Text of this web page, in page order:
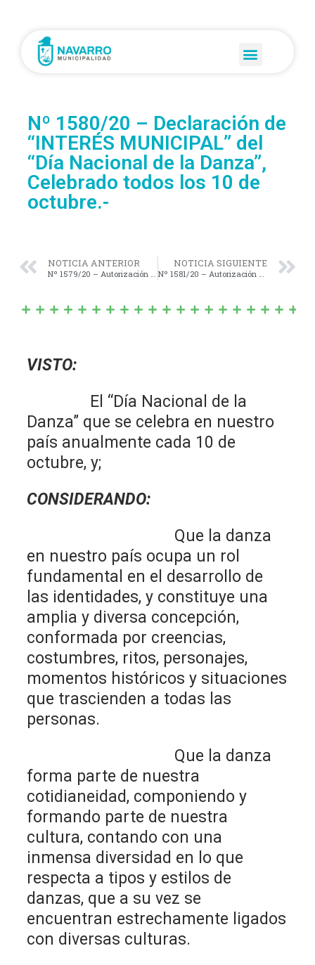
Nº 1580/20 – Declaración de
“INTERÉS MUNICIPAL” del
“Día Nacional de la Danza”,
Celebrado todos los 10 de
octubre.-
NOTICIA ANTERIOR
Nº 1579/20 – Autorización para Aceptar la Única Propuesta presentada en la Licitación Pública Nº 1/2020 por la Empresa EADG-S.R.L.-
NOTICIA SIGUIENTE
Nº 1581/20 – Autorización para Gravar con el Derecho Real de Servidumbre Administrativa, a favor de EDEN S.A., una Parcela Denominada Catastralmente como: Circunsc. II; Parcela 208 h; de la Partida 7126.-
VISTO:
El “Día Nacional de la
Danza” que se celebra en nuestro
país anualmente cada 10 de
octubre, y;
CONSIDERANDO:
Que la danza
en nuestro país ocupa un rol
fundamental en el desarrollo de
las identidades, y constituye una
amplia y diversa concepción,
conformada por creencias,
costumbres, ritos, personajes,
momentos históricos y situaciones
que trascienden a todas las
personas.
Que la danza
forma parte de nuestra
cotidianeidad, componiendo y
formando parte de nuestra
cultura, contando con una
inmensa diversidad en lo que
respecta a tipos y estilos de
danzas, que a su vez se
encuentran estrechamente ligados
con diversas culturas.